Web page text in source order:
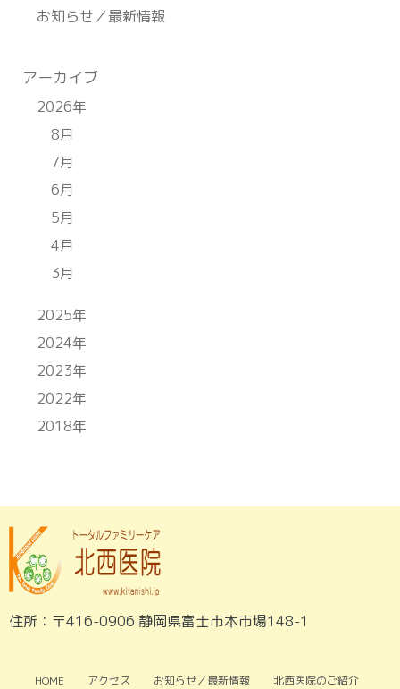
お知らせ／最新情報
アーカイブ
2026年
8月
7月
6月
5月
4月
3月
2025年
2024年
2023年
2022年
2018年
住所：〒416-0906 静岡県富士市本市場148-1
HOME アクセス お知らせ／最新情報 北西医院のご紹介